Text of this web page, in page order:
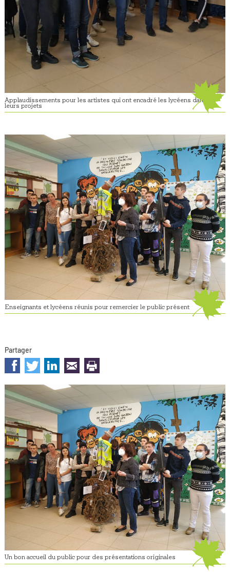
Applaudissements pour les artistes qui ont encadré les lycéens dans
leurs projets
Enseignants et lycéens réunis pour remercier le public présent
Partager
sur les réseaux sociaux
Un bon accueil du public pour des présentations originales